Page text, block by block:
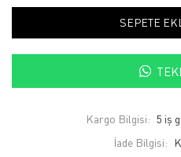
SEPETE
Kargo Bilgisi: 5 iş
İade Bilgisi: